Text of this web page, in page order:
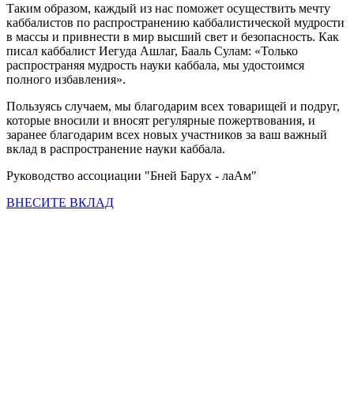
Таким образом, каждый из нас поможет осуществить мечту
каббалистов по распространению каббалистической мудрости
в массы и привнести в мир высший свет и безопасность. Как
писал каббалист Иегуда Ашлаг, Бааль Сулам: «Только
распространяя мудрость науки каббала, мы удостоимся
полного избавления».
Пользуясь случаем, мы благодарим всех товарищей и подруг,
которые вносили и вносят регулярные пожертвования, и
заранее благодарим всех новых участников за ваш важный
вклад в распространение науки каббала.
Руководство ассоциации "Бней Барух - лаАм"
ВНЕСИТЕ ВКЛАД